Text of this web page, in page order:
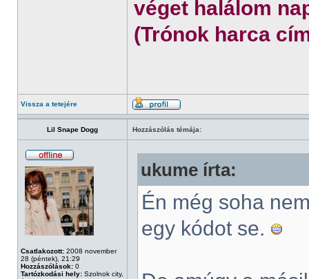
véget halálom
(Trónok harca
Vissza a tetejére
Lil Snape Dogg Hozzászólás témája:
Csatlakozott: 2008 november
28 (péntek), 21:29
Hozzászólások: 0
Tartózkodási hely: Szolnok city,
ukume írta:
Én még soha
egy kódot se.